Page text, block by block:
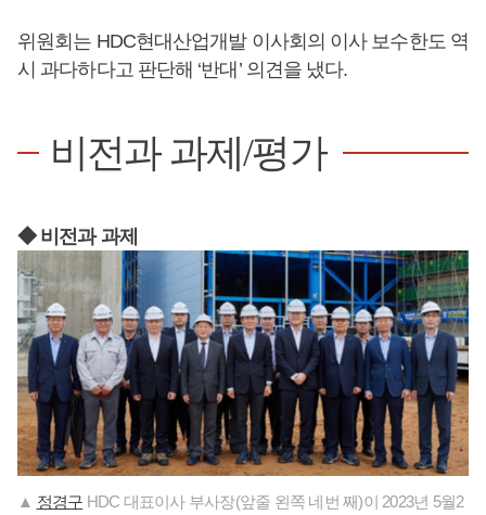
위원회는 HDC현대산업개발 이사회의 이사 보수한도 역
시 과다하다고 판단해 ‘반대’ 의견을 냈다.
비전과 과제/평가
◆ 비전과 과제
▲ 정경구 HDC 대표이사 부사장(앞줄 왼쪽 네번 째)이 2023년 5월2